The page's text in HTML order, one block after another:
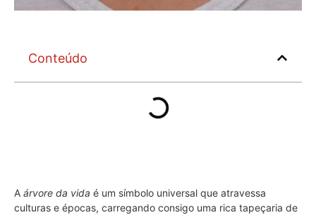
Conteúdo
A árvore da vida é um símbolo universal que atravessa
culturas e épocas, carregando consigo uma rica tapeçaria de